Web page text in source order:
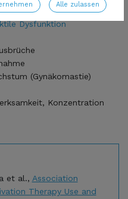
Dysfunktion
(Gynäkomastie)
Konzentration
et al., Association
Therapy Use and
Alle zulassen